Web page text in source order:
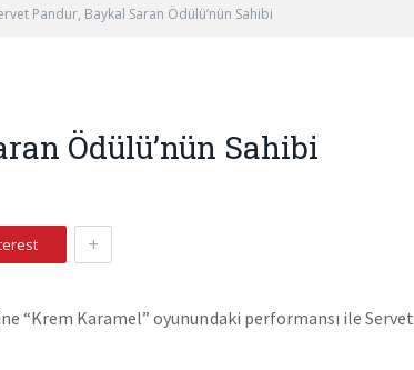
Pandur, Baykal Saran Ödülü’nün Sahibi
Ödülü’nün Sahibi
+
“Krem Karamel” oyunundaki performansı ile Servet